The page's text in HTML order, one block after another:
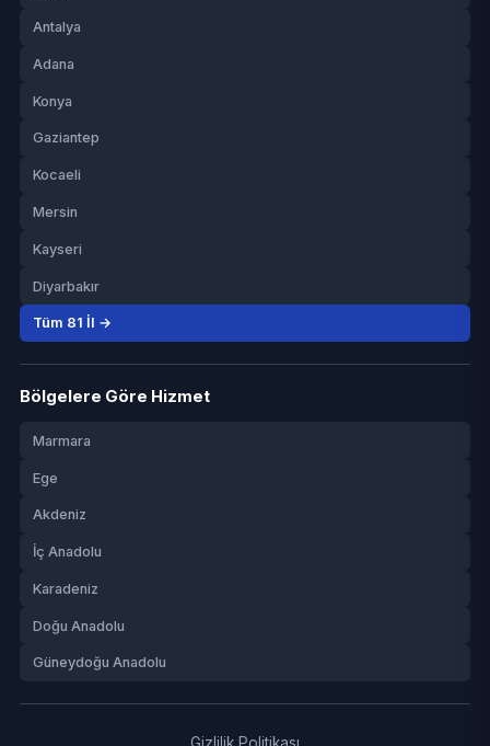
Antalya
Adana
Konya
Gaziantep
Kocaeli
Mersin
Kayseri
Diyarbakır
Tüm 81 İl →
Bölgelere Göre Hizmet
Marmara
Ege
Akdeniz
İç Anadolu
Karadeniz
Doğu Anadolu
Güneydoğu Anadolu